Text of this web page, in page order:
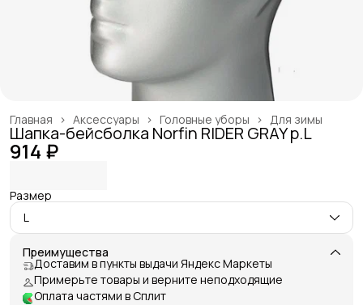
Для зимы
Головные уборы ›
Аксессуары ›
Главная ›
Шапка-бейсболка Norfin RIDER GRAY р.L
914 ₽
Размер
L
Преимущества
Доставим в пункты выдачи Яндекс Маркеты
Примерьте товары и верните неподходящие
Оплата частями в Сплит